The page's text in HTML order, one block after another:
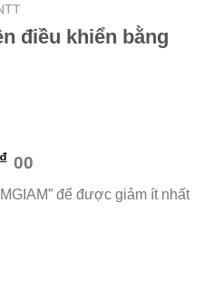
điều khiển bằng
₫Giá
tại
00
để được giảm ít nhất